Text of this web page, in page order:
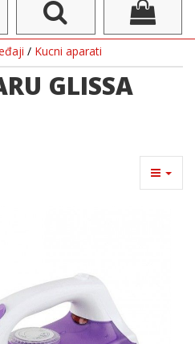
/ Kucni aparati
GLISSA